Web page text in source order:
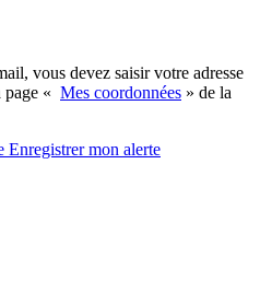
vous devez saisir votre adresse
page « Mes coordonnées » de la
Enregistrermon alerte